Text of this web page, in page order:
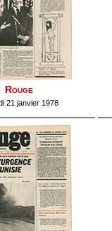
Rouge
21 janvier 1978